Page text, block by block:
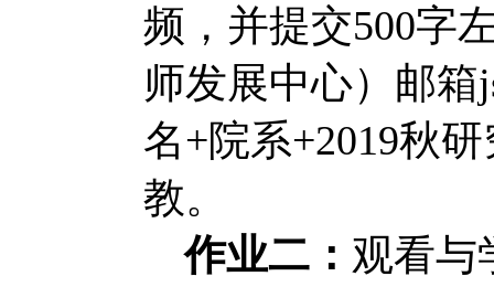
频，并提交500字
师发展中心）邮箱
名+院系+2019秋研
教。
作业二： 观看与